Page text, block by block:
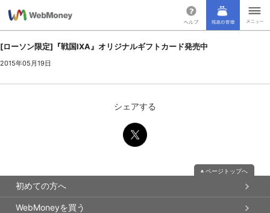
[ローソン限定]『戦国IXA』オリジナルギフトカード発売中
2015年05月19日
シェアする
ページトップへ
初めての方へ
WebMoneyを買う